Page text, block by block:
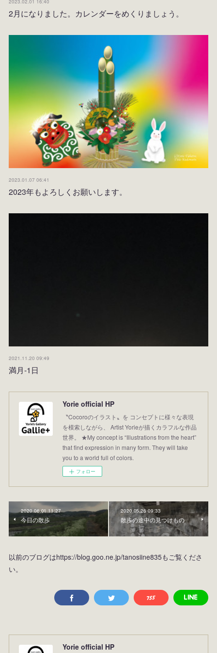
2月になりました。カレンダーをめくりましょう。
2023.01.07 06:41
2023年もよろしくお願いします。
2021.11.20 09:49
満月-1日
Yorie official HP
〝Cocoroのイラスト〟を コンセプトに様々な表現
を模索しながら、 Artist Yorieが描くカラフルな作品
世界。 ★My concept is “Illustrations from the heart”
that find expression in many form. They will take
you to a world full of colors.
フォロー
2020.06.01 11:27
今日の散歩
2020.05.26 09:33
散歩の途中の見つけもの
以前のブログはhttps://blog.goo.ne.jp/tanosiine835もご覧くださ
い。
Yorie official HP